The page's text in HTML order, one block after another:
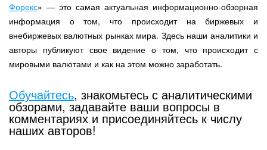
Форекс» — это самая актуальная информационно-обзорная
информация о том, что происходит на биржевых и
внебиржевых валютных рынках мира. Здесь наши аналитики и
авторы публикуют свое видение о том, что происходит с
мировыми валютами и как на этом можно заработать.
Обучайтесь, знакомьтесь с аналитическими
обзорами, задавайте ваши вопросы в
комментариях и присоединяйтесь к числу
наших авторов!